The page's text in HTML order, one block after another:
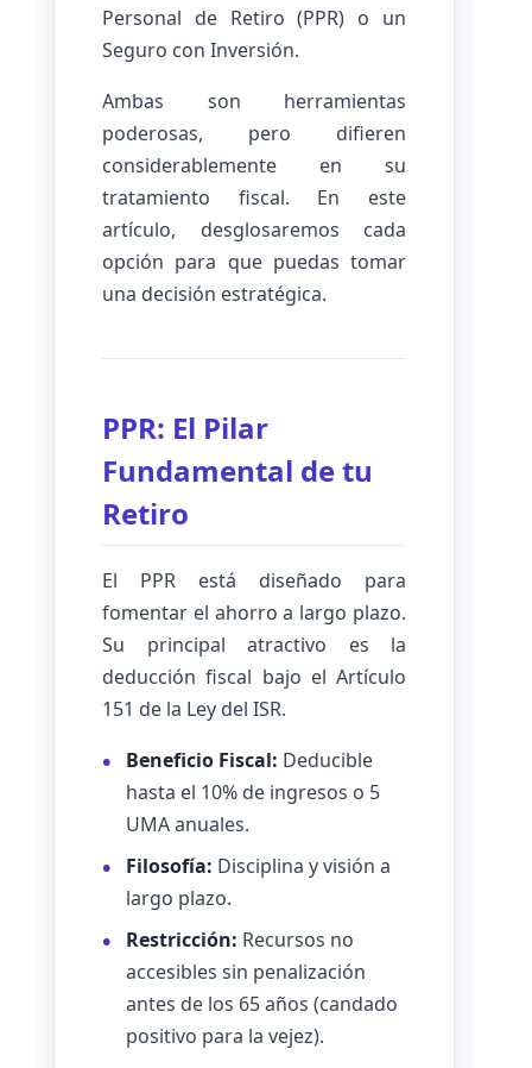
Personal de Retiro (PPR) o un
Seguro con Inversión.
Ambas son herramientas
poderosas, pero difieren
considerablemente en su
tratamiento fiscal. En este
artículo, desglosaremos cada
opción para que puedas tomar
una decisión estratégica.
PPR: El Pilar
Fundamental de tu
Retiro
El PPR está diseñado para
fomentar el ahorro a largo plazo.
Su principal atractivo es la
deducción fiscal bajo el Artículo
151 de la Ley del ISR.
Beneficio Fiscal: Deducible
hasta el 10% de ingresos o 5
UMA anuales.
Filosofía: Disciplina y visión a
largo plazo.
Restricción: Recursos no
accesibles sin penalización
antes de los 65 años (candado
positivo para la vejez).